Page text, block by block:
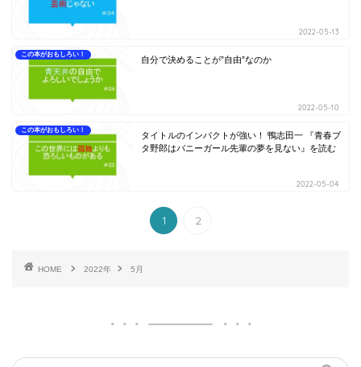
2022-05-13
この本がおもしろい！
自分で決めることが”自由”なのか
2022-05-10
この本がおもしろい！
タイトルのインパクトが強い！ 鴨志田一 『青春ブ
タ野郎はバニーガール先輩の夢を見ない』を読む
2022-05-04
1 2
HOME 2022年 5月